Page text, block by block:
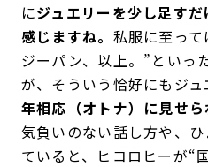
にジュエリーを少し足す
感じますね。 私服に至っ
ジーパン、以上。”といっ
が、そういう恰好にもジュ
年相応（オトナ）に見せ
気負いのない話し方や、
ていると、ヒコロヒーが“